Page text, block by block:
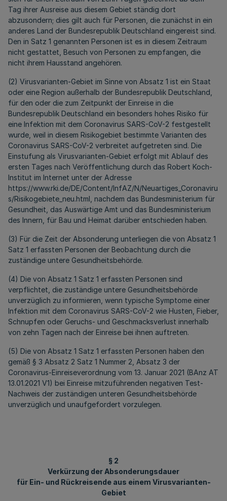
Tag ihrer Ausreise aus diesem Gebiet ständig dort
abzusondern; dies gilt auch für Personen, die zunächst in ein
anderes Land der Bundesrepublik Deutschland eingereist sind.
Den in Satz 1 genannten Personen ist es in diesem Zeitraum
nicht gestattet, Besuch von Personen zu empfangen, die
nicht ihrem Hausstand angehören.
(2) Virusvarianten-Gebiet im Sinne von Absatz 1 ist ein Staat
oder eine Region außerhalb der Bundesrepublik Deutschland,
für den oder die zum Zeitpunkt der Einreise in die
Bundesrepublik Deutschland ein besonders hohes Risiko für
eine Infektion mit dem Coronavirus SARS-CoV-2 festgestellt
wurde, weil in diesem Risikogebiet bestimmte Varianten des
Coronavirus SARS-CoV-2 verbreitet aufgetreten sind. Die
Einstufung als Virusvarianten-Gebiet erfolgt mit Ablauf des
ersten Tages nach Veröffentlichung durch das Robert Koch-
Institut im Internet unter der Adresse
https://www.rki.de/DE/Content/InfAZ/N/Neuartiges_Coronaviru
s/Risikogebiete_neu.html, nachdem das Bundesministerium für
Gesundheit, das Auswärtige Amt und das Bundesministerium
des Innern, für Bau und Heimat darüber entschieden haben.
(3) Für die Zeit der Absonderung unterliegen die von Absatz 1
Satz 1 erfassten Personen der Beobachtung durch die
zuständige untere Gesundheitsbehörde.
(4) Die von Absatz 1 Satz 1 erfassten Personen sind
verpflichtet, die zuständige untere Gesundheitsbehörde
unverzüglich zu informieren, wenn typische Symptome einer
Infektion mit dem Coronavirus SARS-CoV-2 wie Husten, Fieber,
Schnupfen oder Geruchs- und Geschmacksverlust innerhalb
von zehn Tagen nach der Einreise bei ihnen auftreten.
(5) Die von Absatz 1 Satz 1 erfassten Personen haben den
gemäß § 3 Absatz 2 Satz 1 Nummer 2, Absatz 3 der
Coronavirus-Einreiseverordnung vom 13. Januar 2021 (BAnz AT
13.01.2021 V1) bei Einreise mitzuführenden negativen Test-
Nachweis der zuständigen unteren Gesundheitsbehörde
unverzüglich und unaufgefordert vorzulegen.
§ 2
Verkürzung der Absonderungsdauer
für Ein- und Rückreisende aus einem Virusvarianten-
Gebiet